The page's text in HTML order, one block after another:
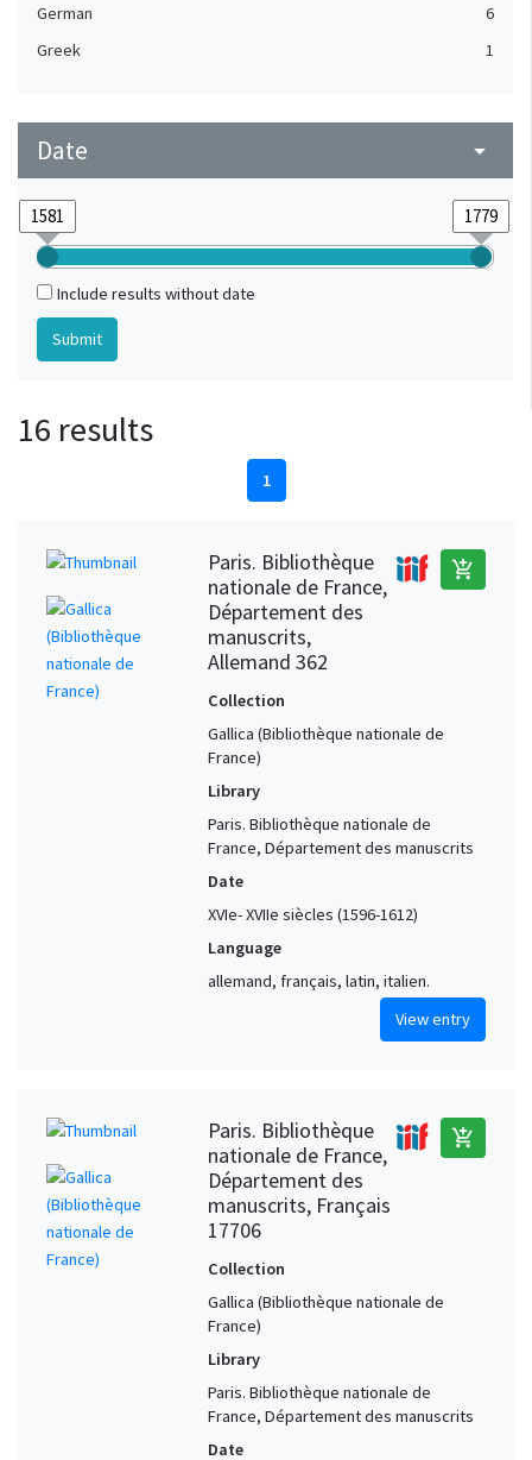
German
6
Greek
1
Date arrow_drop_down
Include results without date
16 results
1
Paris. Bibliothèque
nationale de France,
Département des
manuscrits,
Allemand 362
add_shopping_cart
Collection
Gallica (Bibliothèque nationale de
France)
Library
Paris. Bibliothèque nationale de
France, Département des manuscrits
Date
XVIe- XVIIe siècles (1596-1612)
Language
allemand, français, latin, italien.
View entry
Paris. Bibliothèque
nationale de France,
Département des
manuscrits, Français
17706
add_shopping_cart
Collection
Gallica (Bibliothèque nationale de
France)
Library
Paris. Bibliothèque nationale de
France, Département des manuscrits
Date